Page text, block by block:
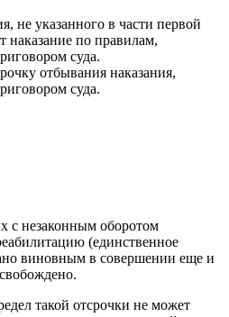
не указанного в части первой
наказание по правилам,
суда.
отбывания наказания,
суда.
с незаконным оборотом
(единственное
виновным в совершении еще и
такой отсрочки не может